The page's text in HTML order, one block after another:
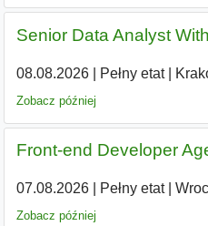
Senior Data Analyst
08.08.2026| Pełny etat|
Zobacz później
Front‐end Developer
07.08.2026| Pełny etat|
Zobacz później